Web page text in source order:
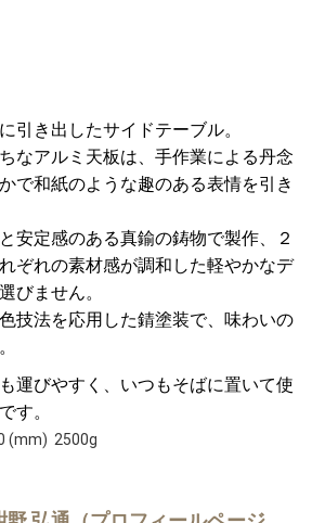
引き出したサイドテーブル。
なアルミ天板は、手作業による丹念
で和紙のような趣のある表情を引き
安定感のある真鍮の鋳物で製作、２
ぞれの素材感が調和した軽やかなデ
びません。
技法を応用した錆塗装で、味わいの
運びやすく、いつもそばに置いて使
す。
(mm) 2500g